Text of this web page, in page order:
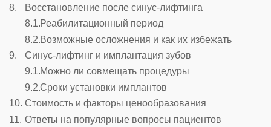
Восстановление после синус-лифтинга
Реабилитационный период
Возможные осложнения и как их избежать
Синус-лифтинг и имплантация зубов
Можно ли совмещать процедуры
Сроки установки имплантов
Стоимость и факторы ценообразования
Ответы на популярные вопросы пациентов